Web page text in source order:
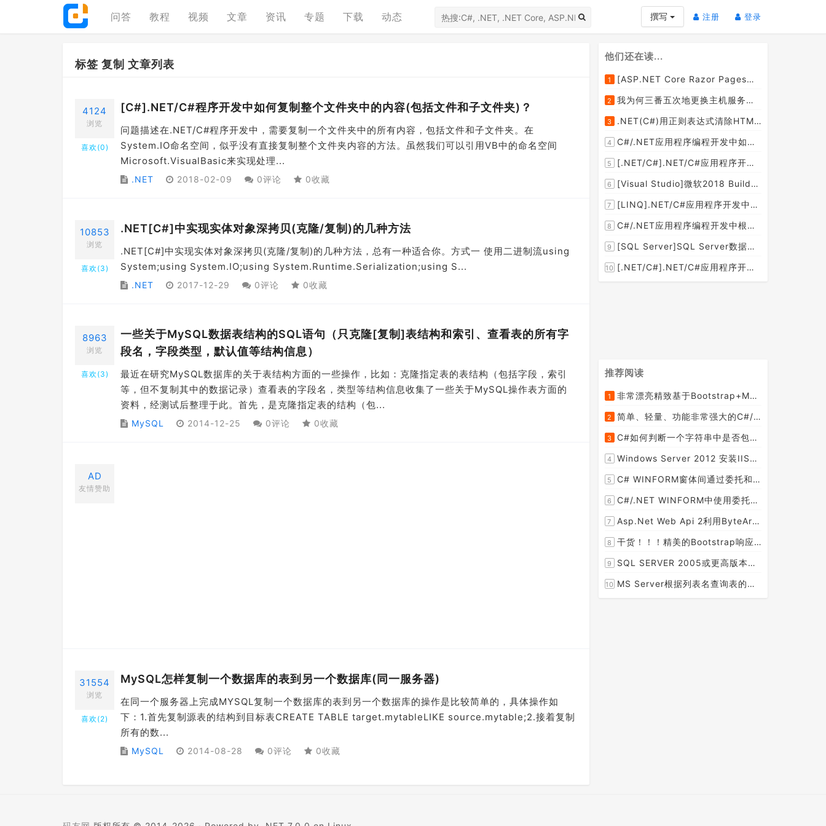
问答 教程 视频 文章 资讯 专题 下载 动态 撰写 注册 (current)
登录
标签 复制 文章列表
4124
浏览
喜欢(0)
[C#].NET/C#程序开发中如何复制整个文件夹中的内容(包括文件和子文件夹)？
问题描述在.NET/C#程序开发中，需要复制一个文件夹中的所有内容，包括文件和子文件夹。在
System.IO命名空间，似乎没有直接复制整个文件夹内容的方法。虽然我们可以引用VB中的命名空间
Microsoft.VisualBasic来实现处理...
.NET 2018-02-09 0评论 0收藏
10853
浏览
喜欢(3)
.NET[C#]中实现实体对象深拷贝(克隆/复制)的几种方法
.NET[C#]中实现实体对象深拷贝(克隆/复制)的几种方法，总有一种适合你。方式一 使用二进制流using
System;using System.IO;using System.Runtime.Serialization;using S...
.NET 2017-12-29 0评论 0收藏
8963
浏览
喜欢(3)
一些关于MySQL数据表结构的SQL语句（只克隆[复制]表结构和索引、查看表的所有字
段名，字段类型，默认值等结构信息）
最近在研究MySQL数据库的关于表结构方面的一些操作，比如：克隆指定表的表结构（包括字段，索引
等，但不复制其中的数据记录）查看表的字段名，类型等结构信息收集了一些关于MySQL操作表方面的
资料，经测试后整理于此。首先，是克隆指定表的结构（包...
MySQL 2014-12-25 0评论 0收藏
AD
友情赞助
31554
浏览
喜欢(2)
MySQL怎样复制一个数据库的表到另一个数据库(同一服务器)
在同一个服务器上完成MYSQL复制一个数据库的表到另一个数据库的操作是比较简单的，具体操作如
下：1.首先复制源表的结构到目标表CREATE TABLE target.mytableLIKE source.mytable;2.接着复制
所有的数...
MySQL 2014-08-28 0评论 0收藏
他们还在读...
1 [ASP.NET Core Razor Pages系列教程]ASP.NET Core Razor Pages中的PageModel(09)
2 我为何三番五次地更换主机服务提供商？
3 .NET(C#)用正则表达式清除HTML标签（包括script和style），保留纯本文
4 C#/.NET应用程序编程开发中如何将两张或者多张图片合并成一张图片？
5 [.NET/C#].NET/C#应用程序开发的单元测试中如何获取当前程序集所在的目录路径？
6 [Visual Studio]微软2018 Build大会:发布Visual Studio,Visual Stuido for Mac,.NET Core以及Xamarin.Forms的最新版本及更新
7 [LINQ].NET/C#应用程序开发中如何使用LINQ查询集合中元素的某个属性值在另外一个集合中存在的子集？
8 C#/.NET应用程序编程开发中根据查询条件动态创建LINQ的Where查询表达式的实现方案
9 [SQL Server]SQL Server数据库中如何设置主键列为自增列？
10 [.NET/C#].NET/C#应用程序开发中如何实现十进制数字和十六进制间的相互转换呢？
推荐阅读
1
非常漂亮精致基于Bootstrap+Material+Angular的轻量级响应式后台管理系统模板框架UI
2
简单、轻量、功能非常强大的C#/ASP.NET定时调度任务执行管理组件--FluentScheduler之实例篇
3
C#如何判断一个字符串中是否包含另一个字符串数组或列表中的任何一个元素
4
Windows Server 2012 安装IIS和.Net 2.0失败的解决方案--指定备用源路径
5
C# WINFORM窗体间通过委托和事件传值(自定义事件参数)--实例详解
6
C#/.NET WINFORM中使用委托和事件在类中更新窗体UI控件
7
Asp.Net Web Api 2利用ByteArrayContent和StreamContent分别实现下载文件示例源码(含多文件压缩功能)
8
干货！！！精美的Bootstrap响应式后台系统模板
9
SQL SERVER 2005或更高版本实现分组后取TOP N条记录
10 MS Server根据列表名查询表的字段名，字段类型，以类型长度
[2014-03-15]